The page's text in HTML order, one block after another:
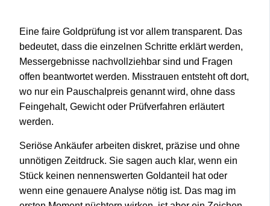
Eine faire Goldprüfung ist vor allem transparent. Das
bedeutet, dass die einzelnen Schritte erklärt werden,
Messergebnisse nachvollziehbar sind und Fragen
offen beantwortet werden. Misstrauen entsteht oft dort,
wo nur ein Pauschalpreis genannt wird, ohne dass
Feingehalt, Gewicht oder Prüfverfahren erläutert
werden.
Seriöse Ankäufer arbeiten diskret, präzise und ohne
unnötigen Zeitdruck. Sie sagen auch klar, wenn ein
Stück keinen nennenswerten Goldanteil hat oder
wenn eine genauere Analyse nötig ist. Das mag im